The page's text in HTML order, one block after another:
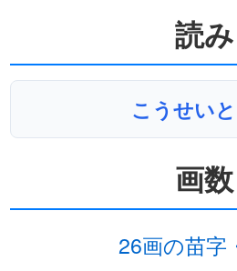
読み
こうせい
画数
26画の苗字